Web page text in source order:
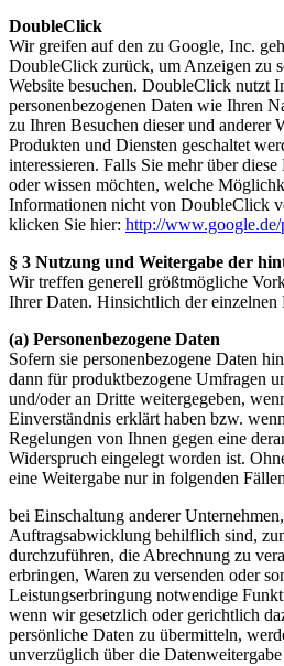
DoubleClick
Wir greifen auf den zu Google, Inc.
DoubleClick zurück, um Anzeigen zu
Website besuchen. DoubleClick nutzt
personenbezogenen Daten wie Ihren
zu Ihren Besuchen dieser und anderer
Produkten und Diensten geschaltet
interessieren. Falls Sie mehr über
oder wissen möchten, welche
Informationen nicht von DoubleClick
klicken Sie hier: http://
§ 3 Nutzung und Weitergabe der
Wir treffen generell größtmögliche
Ihrer Daten. Hinsichtlich der einzelnen
(a) Personenbezogene Daten
Sofern sie personenbezogene Daten
dann für produktbezogene Umfragen
und/oder an Dritte weitergegeben,
Einverständnis erklärt haben bzw.
Regelungen von Ihnen gegen eine
Widerspruch eingelegt worden ist.
eine Weitergabe nur in folgenden
bei Einschaltung anderer
Auftragsabwicklung behilflich sind,
durchzuführen, die Abrechnung zu
erbringen, Waren zu versenden oder
Leistungserbringung notwendige
wenn wir gesetzlich oder gerichtlich
persönliche Daten zu übermitteln,
unverzüglich über die